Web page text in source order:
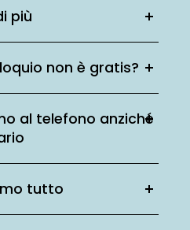
più
non è gratis?
al telefono anziché
tutto